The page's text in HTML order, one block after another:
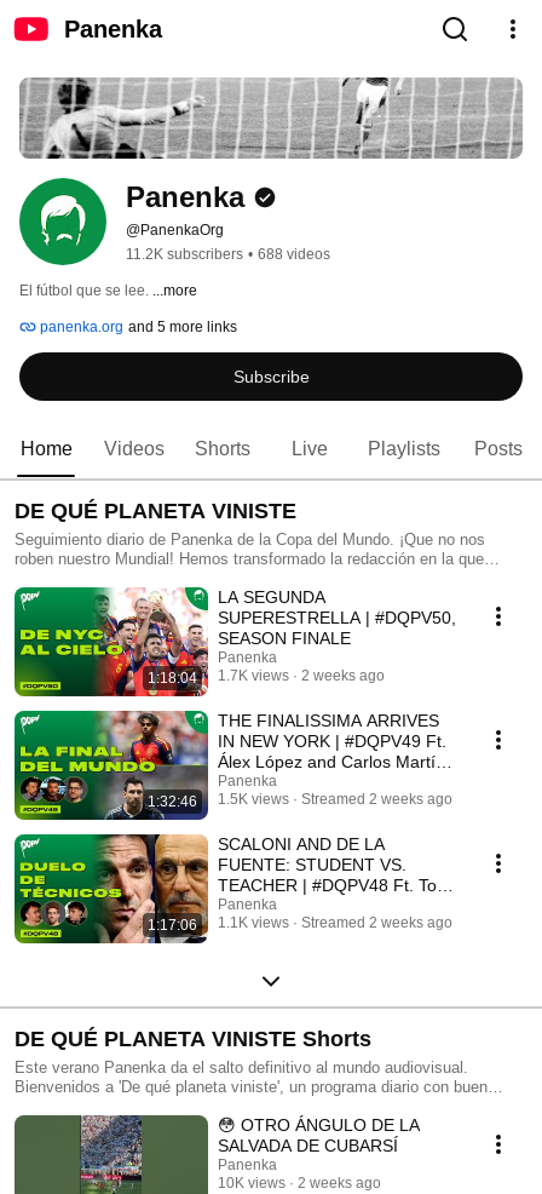
Panenka
Panenka
@PanenkaOrg
11.2K subscribers • 688 videos
El fútbol que se lee. ...more
panenka.org and 5 more links
Subscribe
Home Videos Shorts Live Playlists Posts
DE QUÉ PLANETA VINISTE
Seguimiento diario de Panenka de la Copa del Mundo. ¡Que no nos
roben nuestro Mundial! Hemos transformado la redacción en la que
que a partir también cuente con un set audiovisual. Y os preguntaréis:
¿qué pintan las cámaras, los micros, los neones, los cables y las
pantallas en un lugar donde llevamos 15 años confeccionando productos
periodísticos de papel? La respuesta tiene nombre y apellido: De qué
planeta viniste. O, para los amigos, DQPV. Un programa diario dedicado
al Mundial que emitiremos durante 50 días seguidos, desde el 1 de junio
hasta el 20 de julio. Podrá seguirse en directo cada tarde a partir de las
16h (hora peninsular española) en nuestros canales de YouTube y X, y
más tarde también lo encontraréis en nuestras cuentas de Spotify, Ivoox
y Apple Podcast (17:30).
1:18:04
LA SEGUNDA
SUPERESTRELLA | #DQPV50,
SEASON FINALE
Panenka
1.7K views
2 weeks ago
1:32:46
THE FINALISSIMA ARRIVES
IN NEW YORK | #DQPV49 Ft.
Álex López and Carlos Martín
Río
Panenka
1.5K views
Streamed 2 weeks ago
1:17:06
SCALONI AND DE LA
FUENTE: STUDENT VS.
TEACHER | #DQPV48 Ft. Toni
Padilla and Pello López
Panenka
1.1K views
Streamed 2 weeks ago
DE QUÉ PLANETA VINISTE Shorts
Este verano Panenka da el salto definitivo al mundo audiovisual.
Bienvenidos a 'De qué planeta viniste', un programa diario con buen
😳 OTRO ÁNGULO DE LA
SALVADA DE CUBARSÍ
Panenka
10K views
2 weeks ago